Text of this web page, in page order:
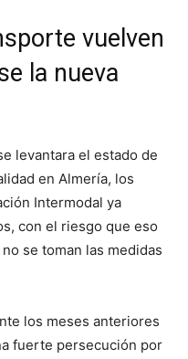
vuelven
la nueva
levantara el estado de
en Almería, los
Intermodal ya
con el riesgo que eso
se toman las medidas
los meses anteriores
fuerte persecución por